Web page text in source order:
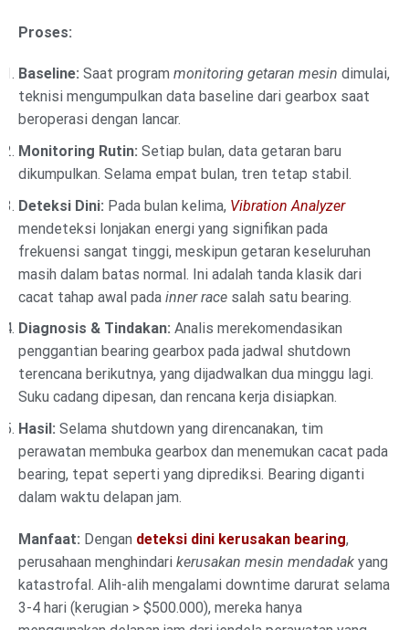
Proses:
Baseline: Saat program monitoring getaran mesin dimulai,
teknisi mengumpulkan data baseline dari gearbox saat
beroperasi dengan lancar.
Monitoring Rutin: Setiap bulan, data getaran baru
dikumpulkan. Selama empat bulan, tren tetap stabil.
Deteksi Dini: Pada bulan kelima, Vibration Analyzer
mendeteksi lonjakan energi yang signifikan pada
frekuensi sangat tinggi, meskipun getaran keseluruhan
masih dalam batas normal. Ini adalah tanda klasik dari
cacat tahap awal pada inner race salah satu bearing.
Diagnosis & Tindakan: Analis merekomendasikan
penggantian bearing gearbox pada jadwal shutdown
terencana berikutnya, yang dijadwalkan dua minggu lagi.
Suku cadang dipesan, dan rencana kerja disiapkan.
Hasil: Selama shutdown yang direncanakan, tim
perawatan membuka gearbox dan menemukan cacat pada
bearing, tepat seperti yang diprediksi. Bearing diganti
dalam waktu delapan jam.
Manfaat: Dengan deteksi dini kerusakan bearing,
perusahaan menghindari kerusakan mesin mendadak yang
katastrofal. Alih-alih mengalami downtime darurat selama
3-4 hari (kerugian > $500.000), mereka hanya